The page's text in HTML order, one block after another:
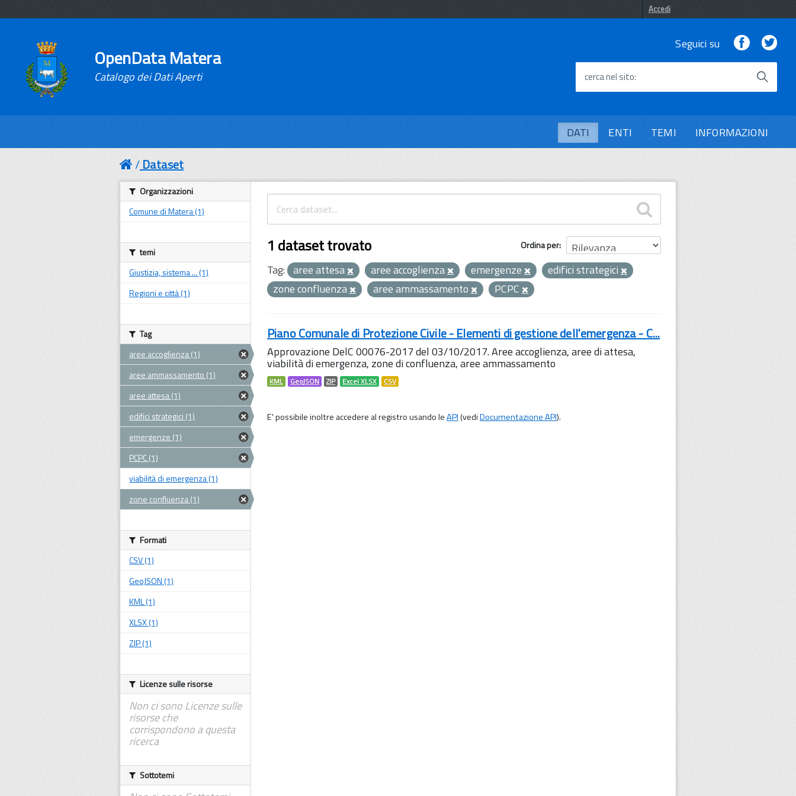
Accedi
OpenData Matera
Catalogo dei Dati Aperti
Seguici su Facebook
cerca nel sito
DATI ENTI TEMI INFORMAZIONI
Dataset
Ordina per
1 dataset trovato
Tag: aree attesa aree accoglienza emergenze
edifici strategici
zone confluenza
aree ammassamento PCPC
Piano Comunale di Protezione Civile - Elementi di gestione dell'emergenza - C...
Approvazione DelC 00076-2017 del 03/10/2017. Aree accoglienza, aree di attesa,
viabilità di emergenza, zone di confluenza, aree ammassamento
KML GeoJSON ZIP Excel XLSX CSV
E' possibile inoltre accedere al registro usando leAPI(vediDocumentazione API).
Organizzazioni
Comune di Matera (1)
temi
Giustizia, sistema ... (1)
Regioni e città (1)
Tag
aree accoglienza (1)
aree ammassamento (1)
aree attesa (1)
edifici strategici (1)
emergenze (1)
PCPC (1)
viabilità di emergenza (1)
zone confluenza (1)
Formati
CSV (1)
GeoJSON (1)
KML (1)
XLSX (1)
ZIP (1)
Licenze sulle risorse
Non ci sono Licenze sulle
risorse che
corrispondono a questa
ricerca
Sottotemi